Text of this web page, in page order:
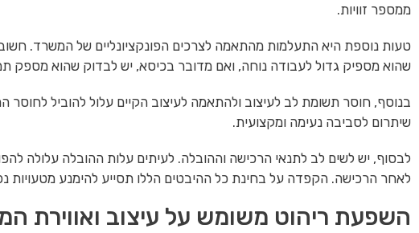
ממספר זוויות.
טעות נוספת היא התעלמות מהתאמה לצרכים הפונקציונליים של המשרד.
שהוא מספיק גדול לעבודה נוחה, ואם מדובר בכיסא, יש לבדוק שהוא מספק
בנוסף, חוסר תשומת לב לעיצוב ולהתאמה לעיצוב הקיים עלול להוביל
שיתרום לסביבה נעימה ומקצועית.
לבסוף, יש לשים לב לתנאי הרכישה וההובלה. לעיתים עלות ההובלה עלולה
לאחר הרכישה. הקפדה על בחינת כל ההיבטים הללו תסייע להימנע מטעויות
השפעת ריהוט משומש על עיצוב ואווירת